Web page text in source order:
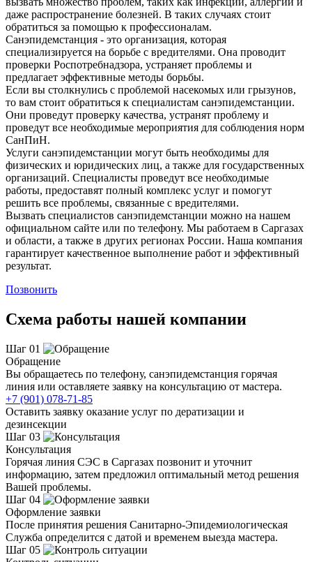
даже распространение болезней. В таких случаях стоит
обратиться за помощью к профессионалам.
Санэпидемстанция - это организация, которая
специализируется на борьбе с вредителями. Она проводит
проверки Роспотребнадзора, устраняет проблемы и
предлагает эффективные методы борьбы.
Если вы столкнулись с проблемой насекомых или грызунов,
то вам стоит обратиться к специалистам санэпидемстанции.
Они проведут проверку качества, устранят проблему и
проведут все необходимые мероприятия для соблюдения норм
СанПиН.
Услуги санэпидемстанции могут быть необходимы для
физических и юридических лиц, а также для государственных
организаций. Специалисты проведут все необходимые
работы, предоставят полный комплекс услуг и помогут
решить все проблемы, связанные с вредителями.
Вызвать специалистов санэпидемстанции можно на нашем
официальном сайте или по телефону. Мы работаем в Саргазах
и области, а также в других регионах России. Наша компания
гарантирует качественное выполнение работ и эффективный
результат.
Позвонить
Схема работы нашей компании
Шаг 01
Обращение
Вы обращаетесь по телефону, санэпидемстанция горячая
линия или оставляете заявку на консультацию от мастера.
+7 (901) 078-71-85
Оставить заявку оказание услуг по дератизации и
дезинсекции
Шаг 03
Консультация
Горячая линия СЭС в Саргазах позвонит и уточнит
информацию, затем предложил оптимальный метод решения
Вашей проблемы.
Шаг 04
Оформление заявки
После принятия решения Санитарно-Эпидемиологическая
Служба определится с датой и временем выезда мастера.
Шаг 05